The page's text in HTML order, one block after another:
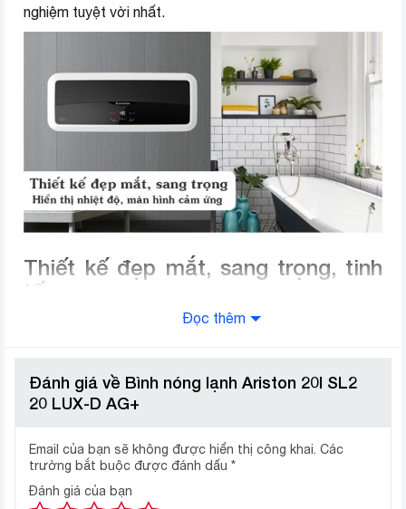
nghiệm tuyệt vời nhất.
Thiết kế đẹp mắt, sang trọng, tinh
tế
Bình nóng lạnh Ariston 20l SL2 20 LUX-D AG+ có thiết
thất. Kiểu bình ngang với độ cao chỉ gần 30cm tiết kiệm
không gian lắp đặt cho căn phòng của Bạn.
Hơn nữa: bình nóng lạnh Ariston SL2 20 LUX-D AG+
trang bị màn hình LED được điều chỉnh bằng nút cảm
ứng vô cùng tiện ích thông minh, dễ dàng cài đặt điều
chỉnh nhiệt độ và quan sát khi sử dụng một cách dễ
Đọc thêm
Đánh giá về Bình nóng lạnh Ariston 20l SL2
20 LUX-D AG+
Email của bạn sẽ không được hiển thị công khai. Các
trường bắt buộc được đánh dấu *
Đánh giá của bạn